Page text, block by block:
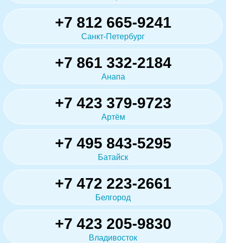
+7 812 665-9241
Санкт-Петербург
+7 861 332-2184
Анапа
+7 423 379-9723
Артём
+7 495 843-5295
Батайск
+7 472 223-2661
Белгород
+7 423 205-9830
Владивосток